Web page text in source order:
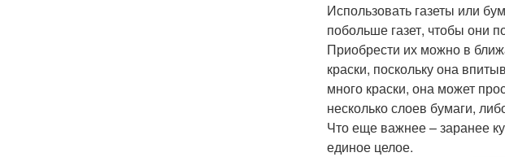
Использовать газеты или
побольше газет, чтобы они
Приобрести их можно в
краски, поскольку она
много краски, она может
несколько слоев бумаги,
Что еще важнее – заранее
единое целое.